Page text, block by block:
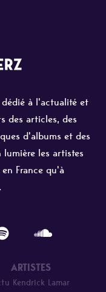
dédié à l'actualité et
des articles, des
d'albums et des
les artistes
France qu'à
ARTISTES
Kendrick Lamar